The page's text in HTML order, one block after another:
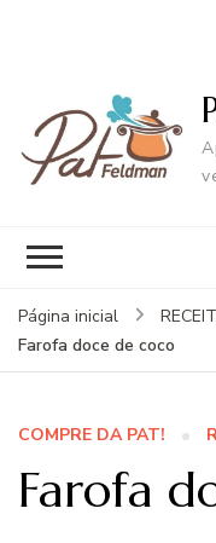
Página inicial
Farofa doce de coco
COMPRE DA PAT!
Farofa